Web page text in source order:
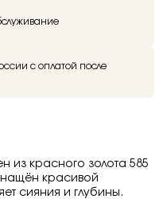
с оплатой после
из красного золота 585
красивой
сияния и глубины.